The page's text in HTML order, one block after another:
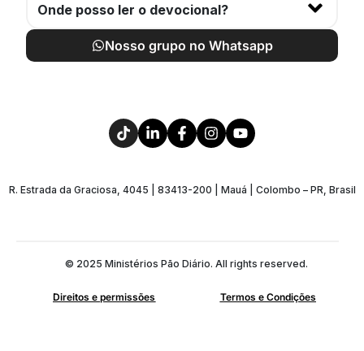
Onde posso ler o devocional?
Nosso grupo no Whatsapp
R. Estrada da Graciosa, 4045 | 83413-200 | Mauá | Colombo – PR, Brasil
© 2025 Ministérios Pão Diário. All rights reserved.
Direitos e permissões Termos e Condições